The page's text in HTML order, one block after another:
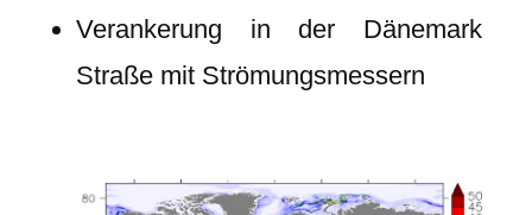
Verankerung in der Dänemark
Straße mit Strömungsmessern